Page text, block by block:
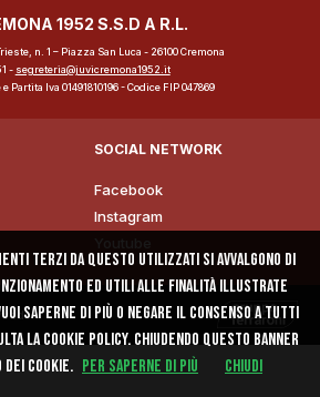
1952 S.S.D A R.L.
n. 1 – Piazza San Luca - 26100 Cremona
- segreteria@juvicremona1952.it
Partita Iva 01491810196 - Codice FIP 047869
SOCIAL NETWORK
Facebook
Instagram
terzi da questo utilizzati si avvalgono di
ed utili alle finalità illustrate
saperne di più o negare il consenso a tutti
la cookie policy. Chiudendo questo banner
cookie. Per saperne di più Chiudi